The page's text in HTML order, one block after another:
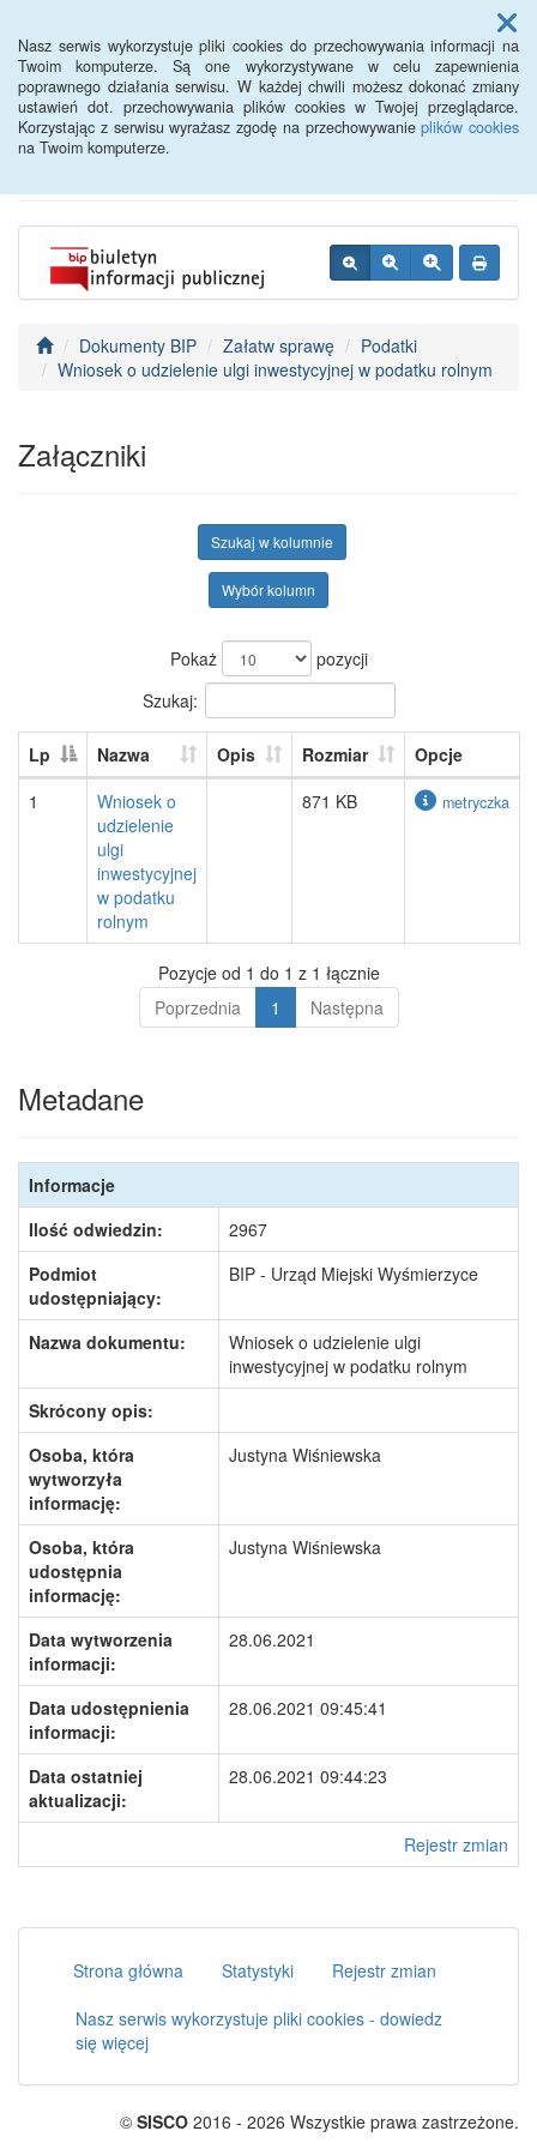
Nasz serwis wykorzystuje pliki cookies do przechowywania informacji na
Twoim komputerze. Są one wykorzystywane w celu zapewnienia
poprawnego działania serwisu. W każdej chwili możesz dokonać zmiany
ustawień dot. przechowywania plików cookies w Twojej przeglądarce.
Korzystając z serwisu wyrażasz zgodę na przechowywanieplików cookies
na Twoim komputerze.
Menu
BIP - Urząd Miejski
Wyśmierzyce
Dokumenty BIP Załatw sprawę
Podatki
Wniosek o udzielenie ulgi inwestycyjnej w podatku rolnym
Załączniki
Szukaj w kolumnie
Wybór kolumn
Pokaż
pozycji
Szukaj:
Lp Nazwa Opis Rozmiar
Opcje
1
Wniosek o
udzielenie
ulgi
inwestycyjnej
w podatku
rolnym
871 KB metryczka
Pozycje od 1 do 1 z 1 łącznie
Poprzednia
1 Następna
Metadane
Informacje
Ilość odwiedzin:
2967
Podmiot
udostępniający:
BIP - Urząd Miejski Wyśmierzyce
Nazwa dokumentu:
Wniosek o udzielenie ulgi
inwestycyjnej w podatku rolnym
Skrócony opis:
Osoba, która
wytworzyła
informację:
Justyna Wiśniewska
Osoba, która
udostępnia
informację:
Justyna Wiśniewska
Data wytworzenia
informacji:
28.06.2021
Data udostępnienia
informacji:
28.06.2021 09:45:41
Data ostatniej
aktualizacji:
28.06.2021 09:44:23
Rejestr zmian
Strona główna Statystyki
Rejestr zmian
Nasz serwis wykorzystuje pliki cookies - dowiedz
się więcej
© SISCO 2016 - 2026 Wszystkie prawa zastrzeżone.